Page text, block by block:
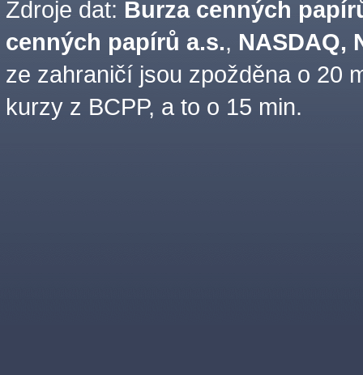
Zdroje dat: Burza cenných
cenných papírů a.s., NASDAQ,
ze zahraničí jsou zpožděna o 20
kurzy z BCPP, a to o 15 min.